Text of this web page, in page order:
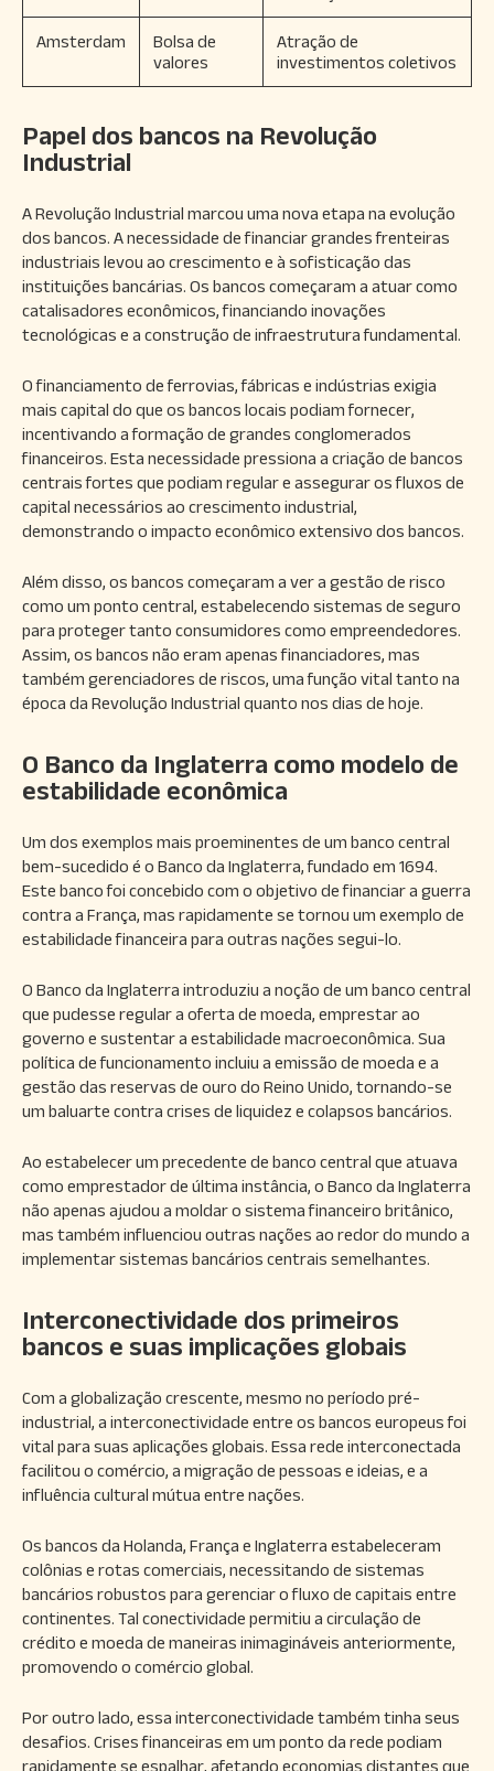
Amsterdam
Bolsa de
valores
Atração de
investimentos coletivos
Papel dos bancos na Revolução
Industrial
A Revolução Industrial marcou uma nova etapa na evolução
dos bancos. A necessidade de financiar grandes frenteiras
industriais levou ao crescimento e à sofisticação das
instituições bancárias. Os bancos começaram a atuar como
catalisadores econômicos, financiando inovações
tecnológicas e a construção de infraestrutura fundamental.
O financiamento de ferrovias, fábricas e indústrias exigia
mais capital do que os bancos locais podiam fornecer,
incentivando a formação de grandes conglomerados
financeiros. Esta necessidade pressiona a criação de bancos
centrais fortes que podiam regular e assegurar os fluxos de
capital necessários ao crescimento industrial,
demonstrando o impacto econômico extensivo dos bancos.
Além disso, os bancos começaram a ver a gestão de risco
como um ponto central, estabelecendo sistemas de seguro
para proteger tanto consumidores como empreendedores.
Assim, os bancos não eram apenas financiadores, mas
também gerenciadores de riscos, uma função vital tanto na
época da Revolução Industrial quanto nos dias de hoje.
O Banco da Inglaterra como modelo de
estabilidade econômica
Um dos exemplos mais proeminentes de um banco central
bem-sucedido é o Banco da Inglaterra, fundado em 1694.
Este banco foi concebido com o objetivo de financiar a guerra
contra a França, mas rapidamente se tornou um exemplo de
estabilidade financeira para outras nações segui-lo.
O Banco da Inglaterra introduziu a noção de um banco central
que pudesse regular a oferta de moeda, emprestar ao
governo e sustentar a estabilidade macroeconômica. Sua
política de funcionamento incluiu a emissão de moeda e a
gestão das reservas de ouro do Reino Unido, tornando-se
um baluarte contra crises de liquidez e colapsos bancários.
Ao estabelecer um precedente de banco central que atuava
como emprestador de última instância, o Banco da Inglaterra
não apenas ajudou a moldar o sistema financeiro britânico,
mas também influenciou outras nações ao redor do mundo a
implementar sistemas bancários centrais semelhantes.
Interconectividade dos primeiros
bancos e suas implicações globais
Com a globalização crescente, mesmo no período pré-
industrial, a interconectividade entre os bancos europeus foi
vital para suas aplicações globais. Essa rede interconectada
facilitou o comércio, a migração de pessoas e ideias, e a
influência cultural mútua entre nações.
Os bancos da Holanda, França e Inglaterra estabeleceram
colônias e rotas comerciais, necessitando de sistemas
bancários robustos para gerenciar o fluxo de capitais entre
continentes. Tal conectividade permitiu a circulação de
crédito e moeda de maneiras inimagináveis anteriormente,
promovendo o comércio global.
Por outro lado, essa interconectividade também tinha seus
desafios. Crises financeiras em um ponto da rede podiam
rapidamente se espalhar, afetando economias distantes que